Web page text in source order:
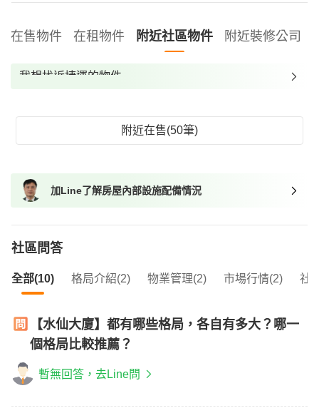
在售物件 在租物件 附近社區物件 附近裝修公司
我想找近捷運的物件
我想找配備瓦斯爐的物件
我想找具垃圾處理的物件
我想找近捷運的物件
附近在售(50筆)
加Line了解房屋內部設施配備情況
社區問答
全部(10) 格局介紹(2) 物業管理(2) 市場行情(2) 社
【水仙大廈】都有哪些格局，各自有多大？哪一
個格局比較推薦？
暫無回答，去Line問